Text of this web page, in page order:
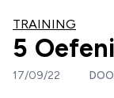
TRAINING
5
17/09/22